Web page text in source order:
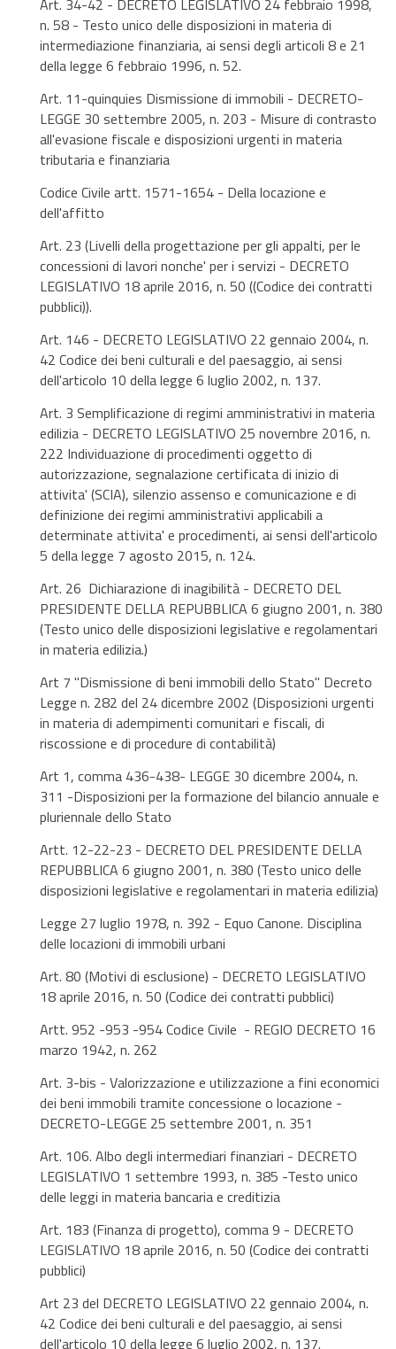
Art. 34-42 - DECRETO LEGISLATIVO 24 febbraio 1998,
n. 58 - Testo unico delle disposizioni in materia di
intermediazione finanziaria, ai sensi degli articoli 8 e 21
della legge 6 febbraio 1996, n. 52.
Art. 11-quinquies Dismissione di immobili - DECRETO-
LEGGE 30 settembre 2005, n. 203 - Misure di contrasto
all'evasione fiscale e disposizioni urgenti in materia
tributaria e finanziaria
Codice Civile artt. 1571-1654 - Della locazione e
dell'affitto
Art. 23 (Livelli della progettazione per gli appalti, per le
concessioni di lavori nonche' per i servizi - DECRETO
LEGISLATIVO 18 aprile 2016, n. 50 ((Codice dei contratti
pubblici)).
Art. 146 - DECRETO LEGISLATIVO 22 gennaio 2004, n.
42 Codice dei beni culturali e del paesaggio, ai sensi
dell'articolo 10 della legge 6 luglio 2002, n. 137.
Art. 3 Semplificazione di regimi amministrativi in materia
edilizia - DECRETO LEGISLATIVO 25 novembre 2016, n.
222 Individuazione di procedimenti oggetto di
autorizzazione, segnalazione certificata di inizio di
attivita' (SCIA), silenzio assenso e comunicazione e di
definizione dei regimi amministrativi applicabili a
determinate attivita' e procedimenti, ai sensi dell'articolo
5 della legge 7 agosto 2015, n. 124.
Art. 26 Dichiarazione di inagibilità - DECRETO DEL
PRESIDENTE DELLA REPUBBLICA 6 giugno 2001, n. 380
(Testo unico delle disposizioni legislative e regolamentari
in materia edilizia.)
Art 7 "Dismissione di beni immobili dello Stato" Decreto
Legge n. 282 del 24 dicembre 2002 (Disposizioni urgenti
in materia di adempimenti comunitari e fiscali, di
riscossione e di procedure di contabilità)
Art 1, comma 436-438- LEGGE 30 dicembre 2004, n.
311 -Disposizioni per la formazione del bilancio annuale e
pluriennale dello Stato
Artt. 12-22-23 - DECRETO DEL PRESIDENTE DELLA
REPUBBLICA 6 giugno 2001, n. 380 (Testo unico delle
disposizioni legislative e regolamentari in materia edilizia)
Legge 27 luglio 1978, n. 392 - Equo Canone. Disciplina
delle locazioni di immobili urbani
Art. 80 (Motivi di esclusione) - DECRETO LEGISLATIVO
18 aprile 2016, n. 50 (Codice dei contratti pubblici)
Artt. 952 -953 -954 Codice Civile - REGIO DECRETO 16
marzo 1942, n. 262
Art. 3-bis - Valorizzazione e utilizzazione a fini economici
dei beni immobili tramite concessione o locazione -
DECRETO-LEGGE 25 settembre 2001, n. 351
Art. 106. Albo degli intermediari finanziari - DECRETO
LEGISLATIVO 1 settembre 1993, n. 385 -Testo unico
delle leggi in materia bancaria e creditizia
Art. 183 (Finanza di progetto), comma 9 - DECRETO
LEGISLATIVO 18 aprile 2016, n. 50 (Codice dei contratti
pubblici)
Art 23 del DECRETO LEGISLATIVO 22 gennaio 2004, n.
42 Codice dei beni culturali e del paesaggio, ai sensi
dell'articolo 10 della legge 6 luglio 2002, n. 137.